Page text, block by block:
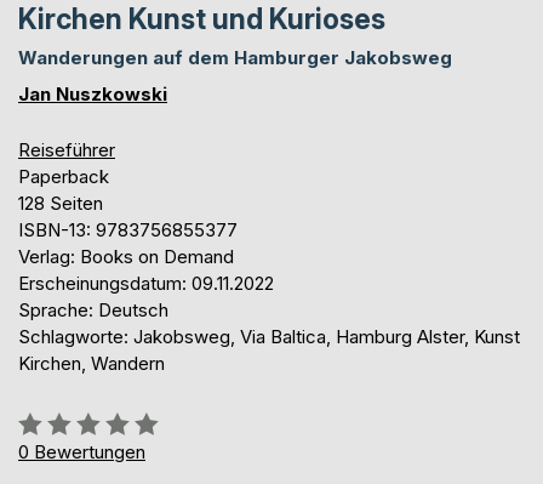
Kirchen Kunst und Kurioses
Wanderungen auf dem Hamburger Jakobsweg
Jan Nuszkowski
Reiseführer
Paperback
128 Seiten
ISBN-13: 9783756855377
Verlag: Books on Demand
Erscheinungsdatum: 09.11.2022
Sprache: Deutsch
Schlagworte: Jakobsweg, Via Baltica, Hamburg Alster, Kunst
Kirchen, Wandern
Bewertung::
0%
0 Bewertungen